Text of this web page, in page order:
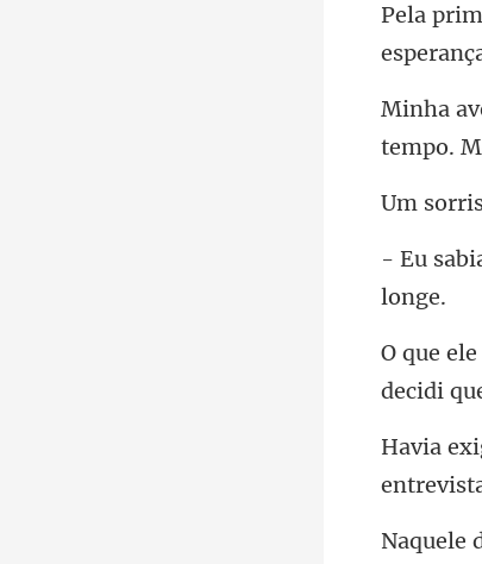
tempo.
ent